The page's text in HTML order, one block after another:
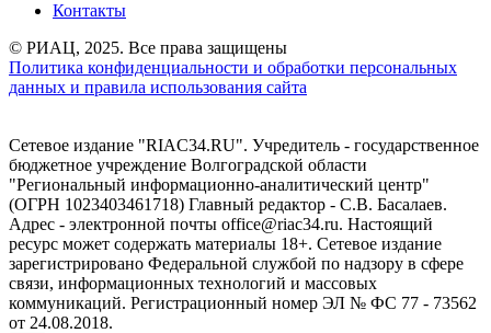
Контакты
© РИАЦ, 2025. Все права защищены
Политика конфиденциальности и обработки персональных
данных и правила использования сайта
Сетевое издание "RIAC34.RU". Учредитель - государственное
бюджетное учреждение Волгоградской области
"Региональный информационно-аналитический центр"
(ОГРН 1023403461718) Главный редактор - С.В. Басалаев.
Адрес - электронной почты office@riac34.ru. Настоящий
ресурс может содержать материалы 18+. Сетевое издание
зарегистрировано Федеральной службой по надзору в сфере
связи, информационных технологий и массовых
коммуникаций. Регистрационный номер ЭЛ № ФС 77 - 73562
от 24.08.2018.